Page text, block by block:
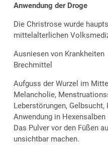
Anwendung der Droge
Die Christrose wurde
mittelalterlichen
Ausniesen von Krankheiten
Brechmittel
Aufguss der Wurzel im
Melancholie,
Leberstörungen,
Anwendung in Hexensalben
Das Pulver vor den Füßen
unsichtbar machen.